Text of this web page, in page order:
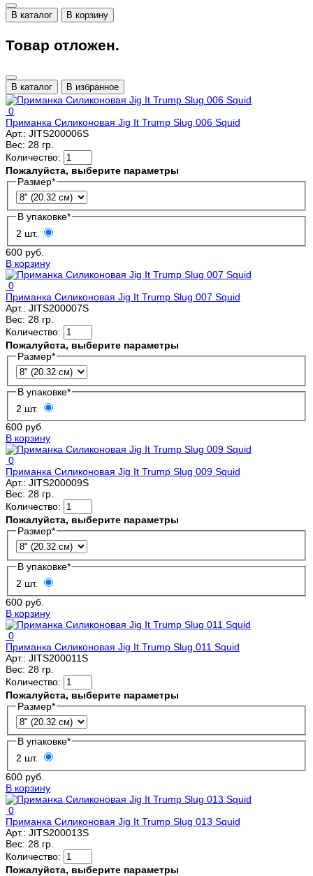
В каталог В корзину
Товар отложен.
В каталог В избранное
0
Приманка Силиконовая Jig It Trump Slug 006 Squid
Арт.: JITS200006S
Вес: 28 гр.
Количество:
Пожалуйста, выберите параметры
Размер*
В упаковке*
2 шт.
600 руб.
В корзину
0
Приманка Силиконовая Jig It Trump Slug 007 Squid
Арт.: JITS200007S
Вес: 28 гр.
Количество:
Пожалуйста, выберите параметры
Размер*
В упаковке*
2 шт.
600 руб.
В корзину
0
Приманка Силиконовая Jig It Trump Slug 009 Squid
Арт.: JITS200009S
Вес: 28 гр.
Количество:
Пожалуйста, выберите параметры
Размер*
В упаковке*
2 шт.
600 руб.
В корзину
0
Приманка Силиконовая Jig It Trump Slug 011 Squid
Арт.: JITS200011S
Вес: 28 гр.
Количество:
Пожалуйста, выберите параметры
Размер*
В упаковке*
2 шт.
600 руб.
В корзину
0
Приманка Силиконовая Jig It Trump Slug 013 Squid
Арт.: JITS200013S
Вес: 28 гр.
Количество:
Пожалуйста, выберите параметры